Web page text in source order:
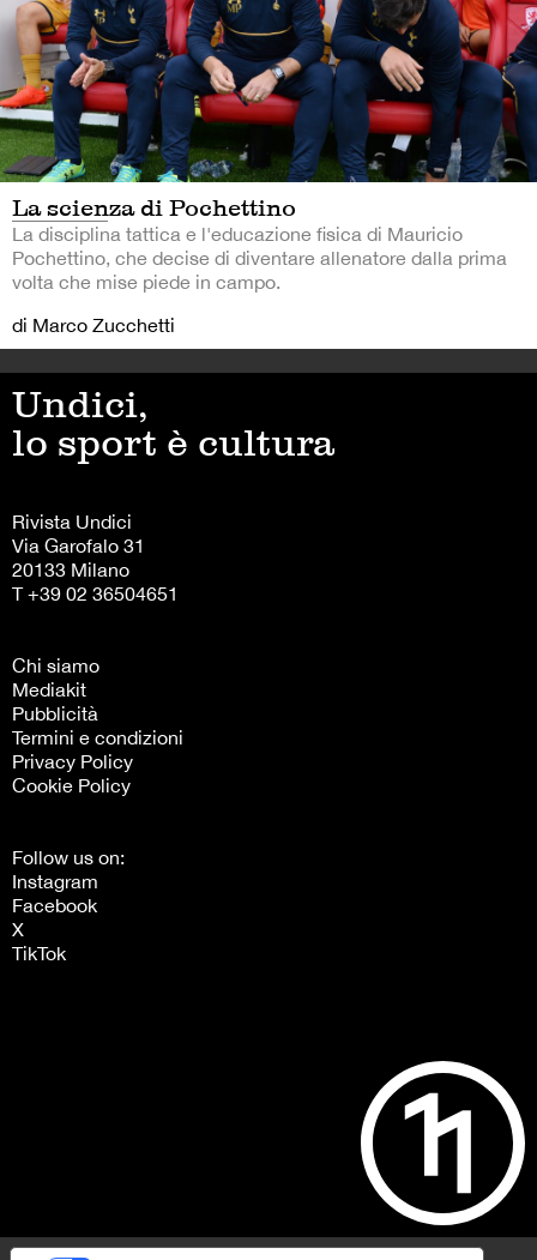
La scienza di Pochettino
La disciplina tattica e l'educazione fisica di Mauricio
Pochettino, che decise di diventare allenatore dalla prima
volta che mise piede in campo.
di Marco Zucchetti
Undici,
lo sport è cultura
Rivista Undici
Via Garofalo 31
20133 Milano
T +39 02 36504651
Chi siamo
Mediakit
Pubblicità
Termini e condizioni
Privacy Policy
Cookie Policy
Follow us on:
Instagram
Facebook
X
TikTok